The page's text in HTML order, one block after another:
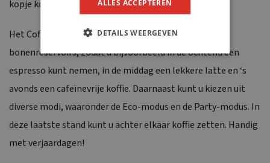
kopje koffie perfect van smaak.
Het CoffeeSelect-systeem heeft maar liefst drie
bonenreservoirs, zodat u bijvoorbeeld in de ochtend een
espresso kunt nemen, in de middag een lekkere latte en ‘s
avonds een cafeïnevrije koffie. Daarnaast kunt u kiezen uit
diverse modi, waaronder de Eco-modus en de Party-modus. In
deze laatste stand kunt u achter elkaar koffie zetten. Handig
met verjaardagen!
ALLES ACCEPTEREN
DETAILS WEERGEVEN